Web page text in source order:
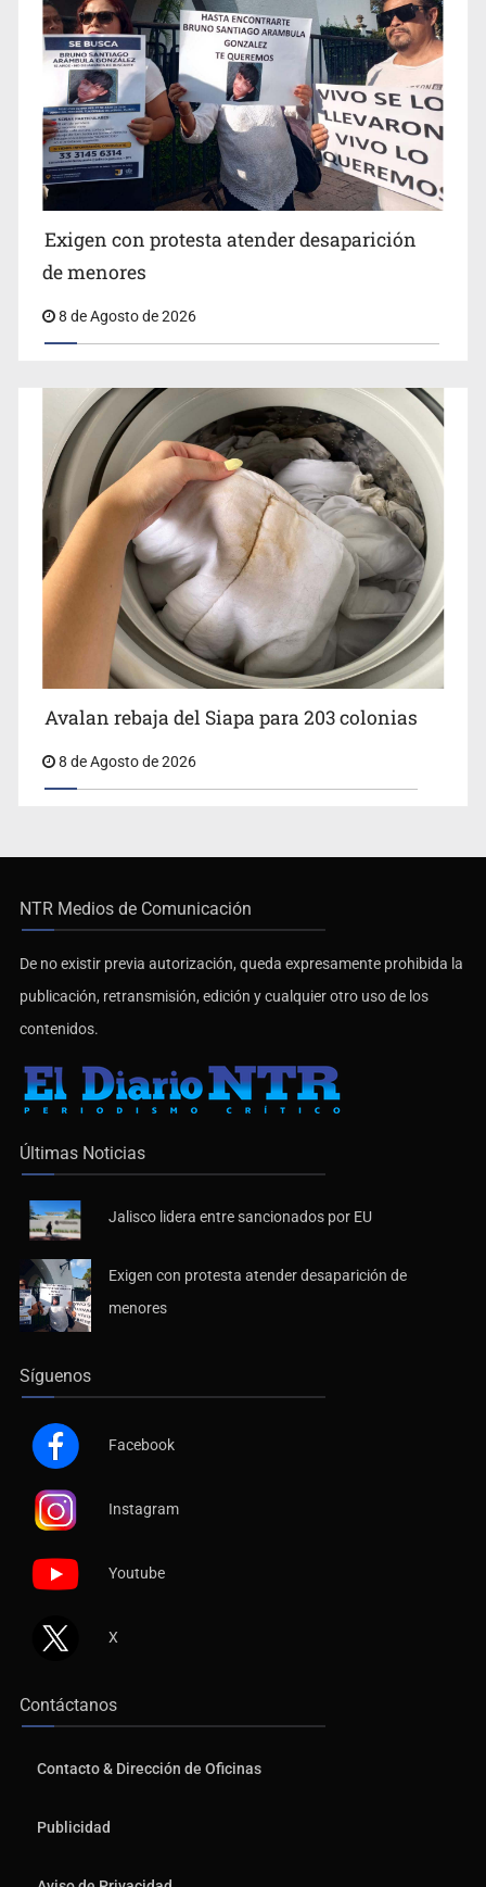
Exigen con protesta atender desaparición
de menores
8 de Agosto de 2026
Avalan rebaja del Siapa para 203 colonias
8 de Agosto de 2026
NTR Medios de Comunicación
De no existir previa autorización, queda expresamente prohibida la
publicación, retransmisión, edición y cualquier otro uso de los
contenidos.
Últimas Noticias
Jalisco lidera entre sancionados por EU
Exigen con protesta atender desaparición de
menores
Síguenos
Facebook
Instagram
Youtube
X
Contáctanos
Contacto & Dirección de Oficinas
Publicidad